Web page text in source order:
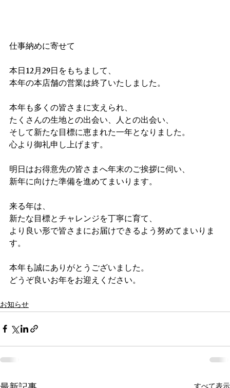
仕事納めに寄せて
本日12月29日をもちまして、
本年の本店舗の営業は終了いたしました。
本年も多くの皆さまに支えられ、
たくさんの生地との出会い、人との出会い、
そして新たな目標に恵まれた一年となりました。
心より御礼申し上げます。
明日はお得意先の皆さまへ年末のご挨拶に伺い、
新年に向けた準備を進めてまいります。
来る年は、
新たな目標とチャレンジを丁寧に育て、
より良い形で皆さまにお届けできるよう努めてまいりま
す。
本年も誠にありがとうございました。
どうぞ良いお年をお迎えください。
お知らせ